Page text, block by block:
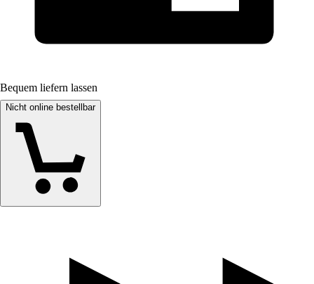
Bequem liefern lassen
Nicht online bestellbar